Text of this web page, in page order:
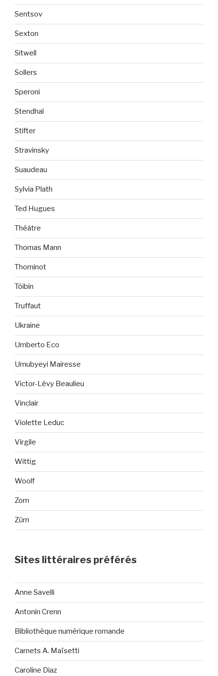
Sentsov
Sexton
Sitwell
Sollers
Speroni
Stendhal
Stifter
Stravinsky
Suaudeau
Sylvia Plath
Ted Hugues
Théâtre
Thomas Mann
Thominot
Tóibín
Truffaut
Ukraine
Umberto Eco
Umubyeyi Mairesse
Victor-Lévy Beaulieu
Vinclair
Violette Leduc
Virgile
Wittig
Woolf
Zorn
Zürn
Sites littéraires préférés
Anne Savelli
Antonin Crenn
Bibliothèque numérique romande
Carnets A. Maïsetti
Caroline Diaz